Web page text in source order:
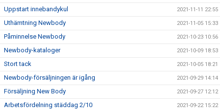
Uppstart innebandykul 2021-11-11 22:55
Uthämtning Newbody 2021-11-05 15:33
Påminnelse Newbody 2021-10-23 10:56
Newbody-kataloger 2021-10-09 18:53
Stort tack 2021-10-05 18:21
Newbody-försäljningen är igång 2021-09-29 14:14
Försäljning New Body 2021-09-27 12:12
Arbetsfördelning städdag 2/10 2021-09-22 15:22